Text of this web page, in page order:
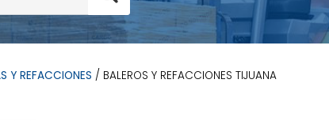
Y REFACCIONES / BALEROS Y REFACCIONES TIJUANA